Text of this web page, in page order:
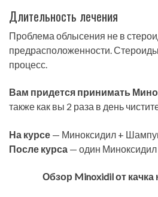
Длительность лечения
Проблема облысения не в
предрасположенности.
процесс.
Вам придется принимать
также как вы 2 раза в день
На курсе — Миноксидил +
После курса — один Миноксидил
Обзор Minoxidil от качка